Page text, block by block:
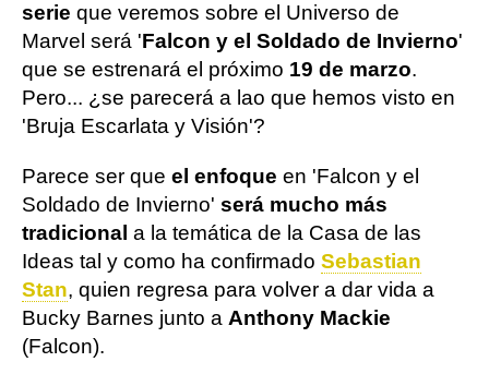
serie que veremos sobre el Universo de
Marvel será 'Falcon y el Soldado de Invierno'
que se estrenará el próximo 19 de marzo.
Pero... ¿se parecerá a lao que hemos visto en
'Bruja Escarlata y Visión'?
Parece ser que el enfoque en 'Falcon y el
Soldado de Invierno' será mucho más
tradicional a la temática de la Casa de las
Ideas tal y como ha confirmado Sebastian
Stan, quien regresa para volver a dar vida a
Bucky Barnes junto a Anthony Mackie
(Falcon).